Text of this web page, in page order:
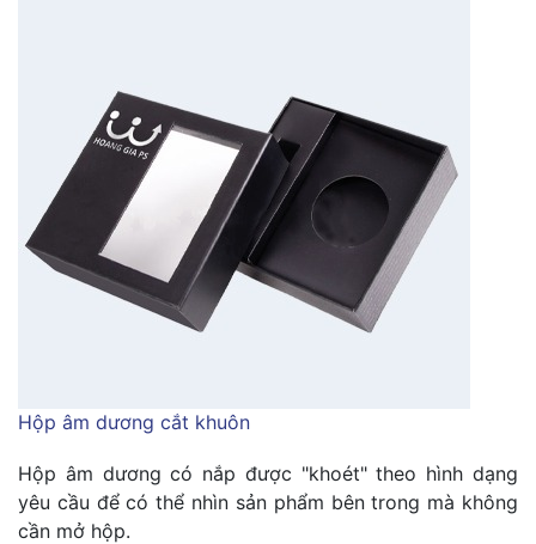
Hộp âm dương cắt khuôn
Hộp âm dương có nắp được "khoét" theo hình dạng
yêu cầu để có thể nhìn sản phẩm bên trong mà không
cần mở hộp.